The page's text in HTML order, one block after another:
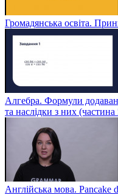
Громадянська освіта.
Алгебра. Формули
та наслідки з них (частина
Англійська мова. Pancake